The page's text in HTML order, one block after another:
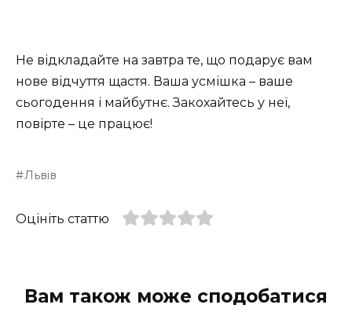
Не відкладайте на завтра те, що подарує вам
нове відчуття щастя. Ваша усмішка – ваше
сьогодення і майбутнє. Закохайтесь у неї,
повірте – це працює!
Львів
Оцініть статтю
Вам також може сподобатися